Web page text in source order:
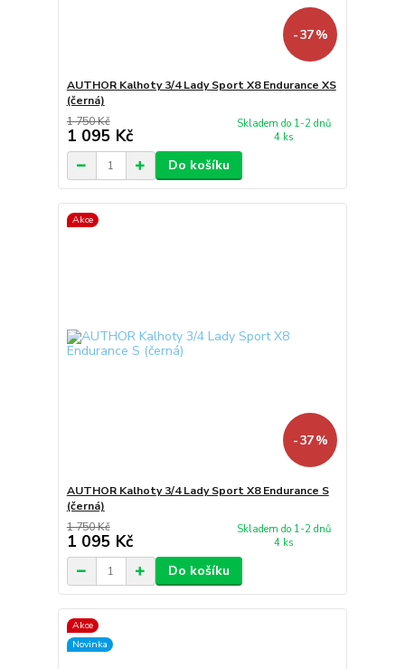
- 37 %
AUTHOR Kalhoty 3/4 Lady Sport X8 Endurance XS
(černá)
1 750 Kč
1 095 Kč
Skladem do 1-2 dnů
4 ks
Do košíku
Akce
- 37 %
AUTHOR Kalhoty 3/4 Lady Sport X8 Endurance S
(černá)
1 750 Kč
1 095 Kč
Skladem do 1-2 dnů
4 ks
Do košíku
Akce
Novinka